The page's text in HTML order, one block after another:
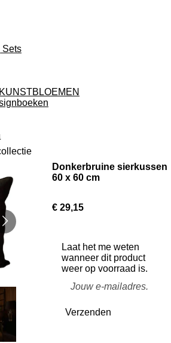
Sets
Donkerbruine sierkussen
60 x 60 cm
€ 29,15
Laat het me weten
wanneer dit product
weer op voorraad is.
Verzenden